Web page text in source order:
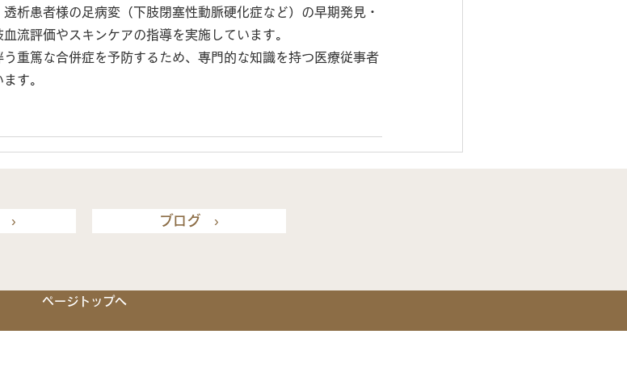
透析患者様の足病変（下肢閉塞性動脈硬化症など）の早期発見・
流評価やスキンケアの指導を実施しています。
う重篤な合併症を予防するため、専門的な知識を持つ医療従事者
す。
› ブログ ›
ページトップへ